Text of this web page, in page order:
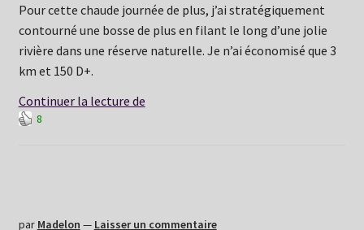
Pour cette chaude journée de plus, j’ai stratégiquement
contourné une bosse de plus en filant le long d’une jolie
rivière dans une réserve naturelle. Je n’ai économisé que 3
km et 150 D+.
Continuer la lecture deMercredi
8
par Madelon — Laisser un commentaire